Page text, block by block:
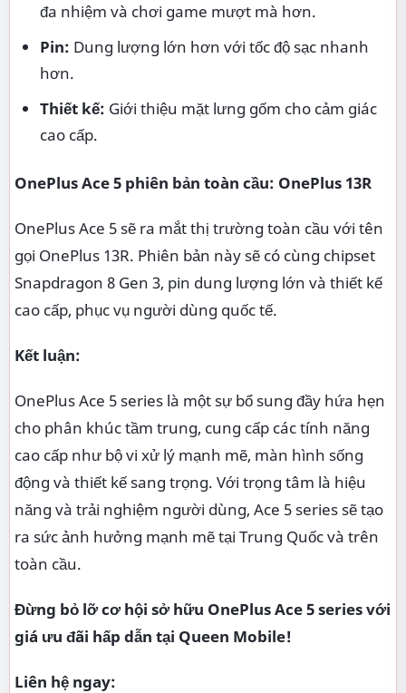
đa nhiệm và chơi game mượt mà hơn.
Pin: Dung lượng lớn hơn với tốc độ sạc nhanh
hơn.
Thiết kế: Giới thiệu mặt lưng gốm cho cảm giác
cao cấp.
OnePlus Ace 5 phiên bản toàn cầu: OnePlus 13R
OnePlus Ace 5 sẽ ra mắt thị trường toàn cầu với tên
gọi OnePlus 13R. Phiên bản này sẽ có cùng chipset
Snapdragon 8 Gen 3, pin dung lượng lớn và thiết kế
cao cấp, phục vụ người dùng quốc tế.
Kết luận:
OnePlus Ace 5 series là một sự bổ sung đầy hứa hẹn
cho phân khúc tầm trung, cung cấp các tính năng
cao cấp như bộ vi xử lý mạnh mẽ, màn hình sống
động và thiết kế sang trọng. Với trọng tâm là hiệu
năng và trải nghiệm người dùng, Ace 5 series sẽ tạo
ra sức ảnh hưởng mạnh mẽ tại Trung Quốc và trên
toàn cầu.
Đừng bỏ lỡ cơ hội sở hữu OnePlus Ace 5 series với
giá ưu đãi hấp dẫn tại Queen Mobile!
Liên hệ ngay: